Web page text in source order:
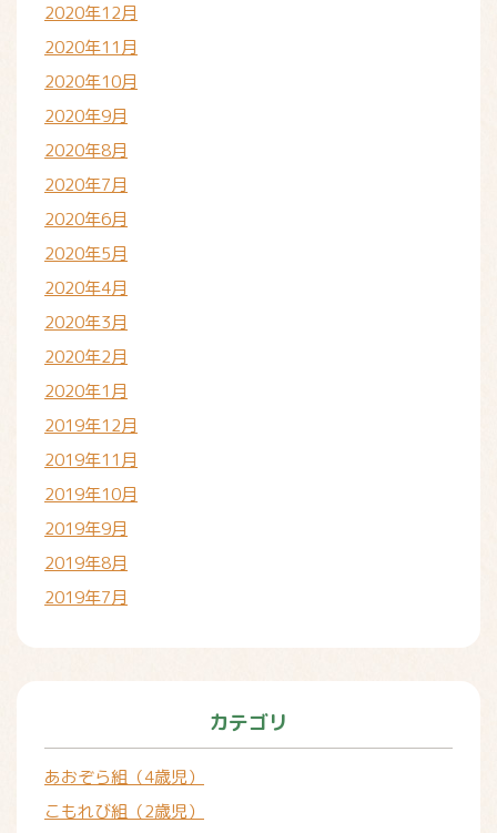
2020年12月
2020年11月
2020年10月
2020年9月
2020年8月
2020年7月
2020年6月
2020年5月
2020年4月
2020年3月
2020年2月
2020年1月
2019年12月
2019年11月
2019年10月
2019年9月
2019年8月
2019年7月
カテゴリ
あおぞら組（4歳児）
こもれび組（2歳児）